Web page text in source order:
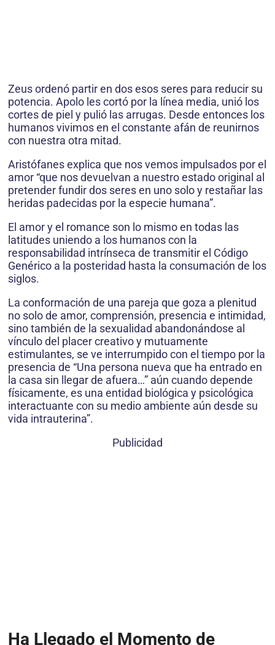
Zeus ordenó partir en dos esos seres para reducir su
potencia. Apolo les cortó por la línea media, unió los
cortes de piel y pulió las arrugas. Desde entonces los
humanos vivimos en el constante afán de reunirnos
con nuestra otra mitad.
Aristófanes explica que nos vemos impulsados por el
amor “que nos devuelvan a nuestro estado original al
pretender fundir dos seres en uno solo y restañar las
heridas padecidas por la especie humana”.
El amor y el romance son lo mismo en todas las
latitudes uniendo a los humanos con la
responsabilidad intrínseca de transmitir el Código
Genérico a la posteridad hasta la consumación de los
siglos.
La conformación de una pareja que goza a plenitud
no solo de amor, comprensión, presencia e intimidad,
sino también de la sexualidad abandonándose al
vínculo del placer creativo y mutuamente
estimulantes, se ve interrumpido con el tiempo por la
presencia de “Una persona nueva que ha entrado en
la casa sin llegar de afuera…” aún cuando depende
físicamente, es una entidad biológica y psicológica
interactuante con su medio ambiente aún desde su
vida intrauterina”.
Publicidad
Ha Llegado el Momento de